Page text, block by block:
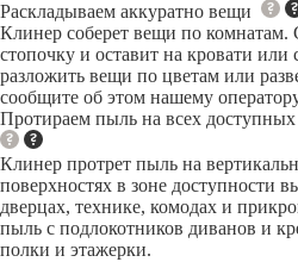
Раскладываем аккуратно вещи
Клинер соберет вещи по
стопочку и оставит на кровати или
разложить вещи по цветам или
сообщите об этом нашему
Протираем пыль на всех
Клинер протрет пыль на
поверхностях в зоне доступности
дверцах, технике, комодах и
пыль с подлокотников диванов и
полки и этажерки.